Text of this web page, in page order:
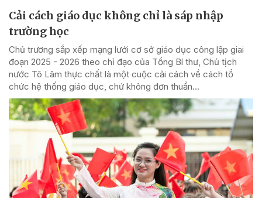
Cải cách giáo dục không chỉ là sáp nhập
trường học
Chủ trương sắp xếp mạng lưới cơ sở giáo dục công lập giai
đoạn 2025 - 2026 theo chỉ đạo của Tổng Bí thư, Chủ tịch
nước Tô Lâm thực chất là một cuộc cải cách về cách tổ
chức hệ thống giáo dục, chứ không đơn thuần...